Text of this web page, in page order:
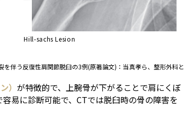
Hill-sachs Lesion
伴う反復性肩関節脱臼の3例(原著論文)：当真孝ら、整形外科と
） が特徴的で、上腕骨が下がることで肩にくぼ
易に診断可能で、CTでは脱臼時の骨の障害を